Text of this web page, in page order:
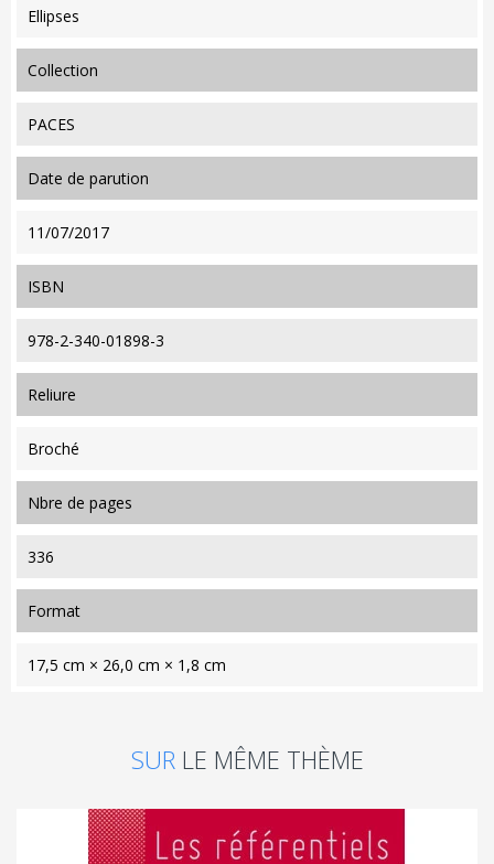
Ellipses
collection
PACES
date de parution
11/07/2017
ISBN
978-2-340-01898-3
reliure
Broché
nbre de pages
336
format
17,5 cm × 26,0 cm × 1,8 cm
SUR LE MÊME THÈME